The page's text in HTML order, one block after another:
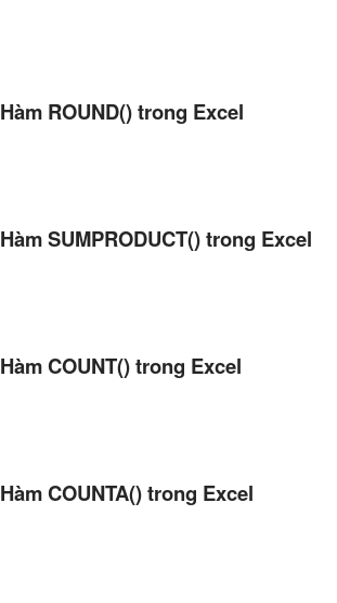
Hàm ROUND() trong Excel
Hàm SUMPRODUCT() trong Excel
Hàm COUNT() trong Excel
Hàm COUNTA() trong Excel